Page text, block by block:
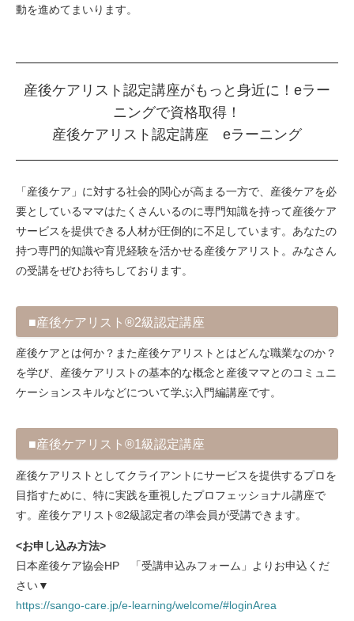
動を進めてまいります。
産後ケアリスト認定講座がもっと身近に！eラー
ニングで資格取得！
産後ケアリスト認定講座 eラーニング
「産後ケア」に対する社会的関心が高まる一方で、産後ケアを必
要としているママはたくさんいるのに専門知識を持って産後ケア
サービスを提供できる人材が圧倒的に不足しています。あなたの
持つ専門的知識や育児経験を活かせる産後ケアリスト。みなさん
の受講をぜひお待ちしております。
■産後ケアリスト®2級認定講座
産後ケアとは何か？また産後ケアリストとはどんな職業なのか？
を学び、産後ケアリストの基本的な概念と産後ママとのコミュニ
ケーションスキルなどについて学ぶ入門編講座です。
■産後ケアリスト®1級認定講座
産後ケアリストとしてクライアントにサービスを提供するプロを
目指すために、特に実践を重視したプロフェッショナル講座で
す。産後ケアリスト®2級認定者の準会員が受講できます。
<お申し込み方法>
日本産後ケア協会HP 「受講申込みフォーム」よりお申込くだ
さい▼
https://sango-care.jp/e-learning/welcome/#loginArea